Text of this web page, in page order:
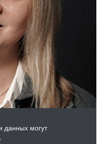
данных могут